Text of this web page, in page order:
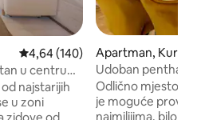
Prosečna ocena 4,64 od 5,
4,64 (140)
u centru
najstarijih
u zoni
Apartman,
Udoban
velikim balkonom
Odlično mjesto
je moguće
najmilijima, bilo u